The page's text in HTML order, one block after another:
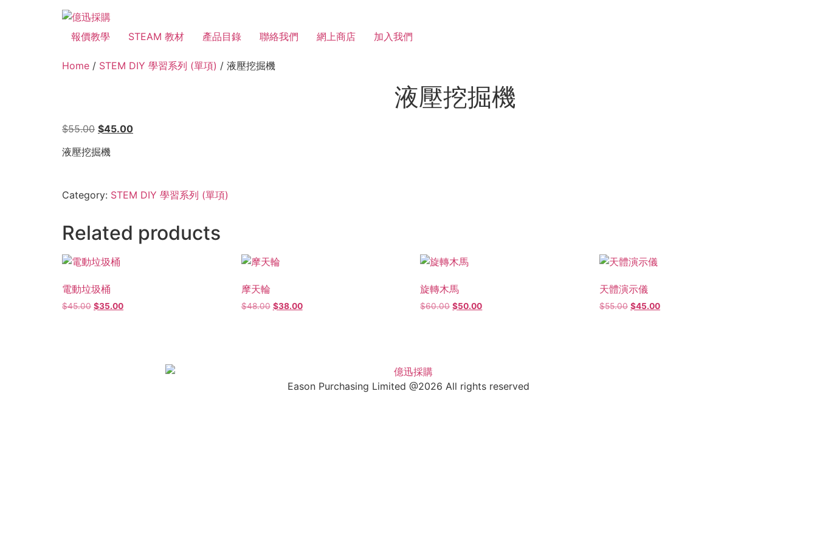
報價教學 STEAM 教材 產品目錄 聯絡我們 網上商店 加入我們
Home / STEM DIY 學習系列 (單項) / 液壓挖掘機
液壓挖掘機
$55.00 $45.00
液壓挖掘機
Category: STEM DIY 學習系列 (單項)
Related products
電動垃圾桶
$45.00 $35.00
摩天輪
$48.00 $38.00
旋轉木馬
$60.00 $50.00
天體演示儀
$55.00 $45.00
Eason Purchasing Limited @2026 All rights reserved